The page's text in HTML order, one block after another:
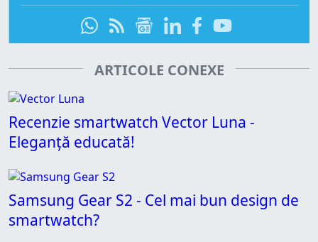
ARTICOLE CONEXE
Recenzie smartwatch Vector Luna -
Eleganță educată!
Samsung Gear S2 - Cel mai bun design de
smartwatch?